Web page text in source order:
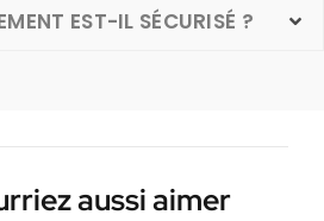
EST-IL SÉCURISÉ ?
aussi aimer